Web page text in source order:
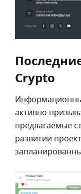
Crypto
активно
предлагаемые
развитии